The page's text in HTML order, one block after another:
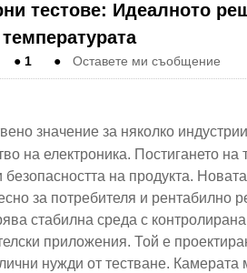
тестове: Идеалното
температурата
●1 ● Оставете ми съобщение
значение за няколко
на електроника. Постигането на
на продукта.
за потребителя и рентабилно
стабилна среда с
приложения. Той е
нужди от тестване.